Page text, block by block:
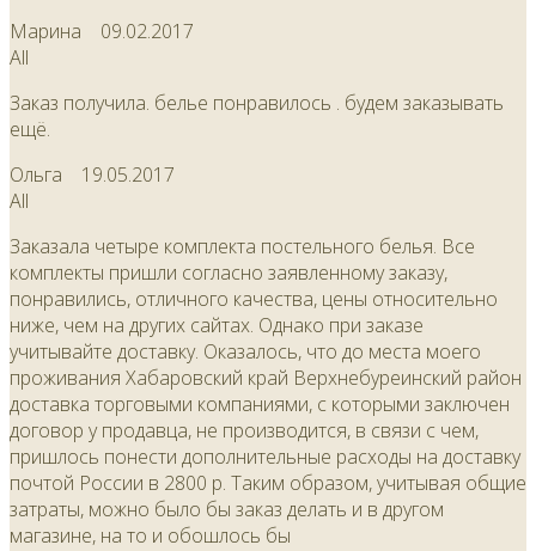
Марина 09.02.2017
All
Заказ получила. белье понравилось . будем заказывать
ещё.
Ольга 19.05.2017
All
Заказала четыре комплекта постельного белья. Все
комплекты пришли согласно заявленному заказу,
понравились, отличного качества, цены относительно
ниже, чем на других сайтах. Однако при заказе
учитывайте доставку. Оказалось, что до места моего
проживания Хабаровский край Верхнебуреинский район
доставка торговыми компаниями, с которыми заключен
договор у продавца, не производится, в связи с чем,
пришлось понести дополнительные расходы на доставку
почтой России в 2800 р. Таким образом, учитывая общие
затраты, можно было бы заказ делать и в другом
магазине, на то и обошлось бы